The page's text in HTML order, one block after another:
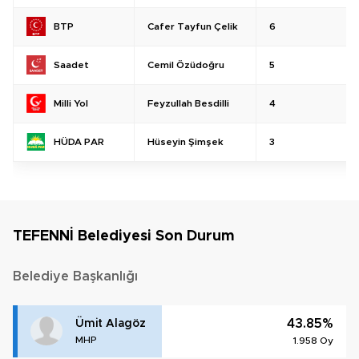
BTP Cafer Tayfun Çelik 6
Saadet Cemil Özüdoğru 5
Milli Yol Feyzullah Besdilli 4
HÜDA PAR Hüseyin Şimşek 3
TEFENNİ Belediyesi Son Durum
Belediye Başkanlığı
Ümit Alagöz
MHP
43.85%
1.958 Oy